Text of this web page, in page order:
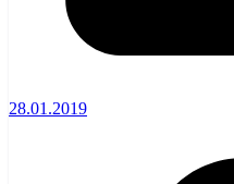
28.01.2019